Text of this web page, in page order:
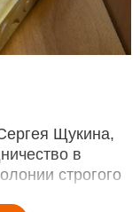
Щукина,
в
строгого